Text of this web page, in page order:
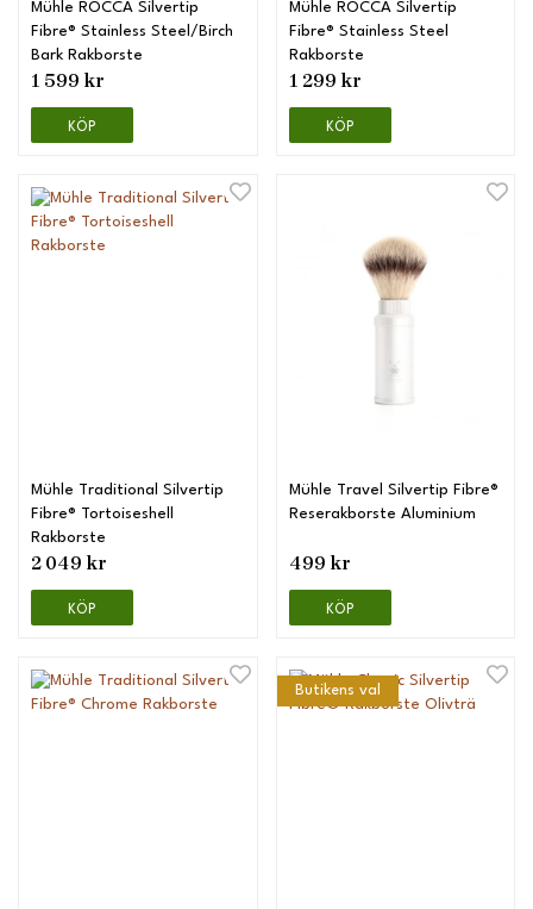
Mühle ROCCA Silvertip
Fibre® Stainless Steel/Birch
Bark Rakborste
1 599 kr
KÖP
Mühle ROCCA Silvertip
Fibre® Stainless Steel
Rakborste
1 299 kr
KÖP
Mühle Traditional Silvertip
Fibre® Tortoiseshell
Rakborste
2 049 kr
KÖP
Mühle Travel Silvertip Fibre®
Reserakborste Aluminium
499 kr
KÖP
Butikens val